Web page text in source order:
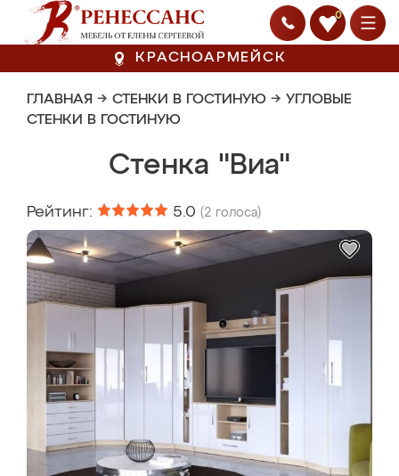
0
КРАСНОАРМЕЙСК
ГЛАВНАЯ → СТЕНКИ В ГОСТИНУЮ → УГЛОВЫЕ
СТЕНКИ В ГОСТИНУЮ
Стенка "Виа"
Рейтинг: 5.0 (2 голоса)